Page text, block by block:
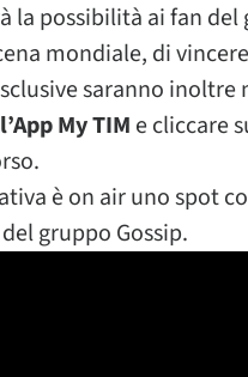
la possibilità ai fan
mondiale, di
saranno
My TIM e cliccare
è on air uno spot
gruppo Gossip.